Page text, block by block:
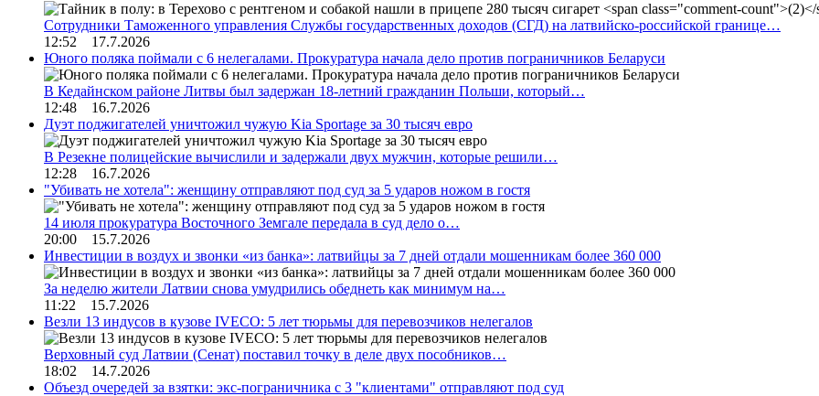
Сотрудники Таможенного управления Службы государственных доходов (СГД) на латвийско-российской границе…
12:52 17.7.2026
Юного поляка поймали с 6 нелегалами. Прокуратура начала дело против пограничников Беларуси
В Кедайнском районе Литвы был задержан 18-летний гражданин Польши, который…
12:48 16.7.2026
Дуэт поджигателей уничтожил чужую Kia Sportage за 30 тысяч евро
В Резекне полицейские вычислили и задержали двух мужчин, которые решили…
12:28 16.7.2026
"Убивать не хотела": женщину отправляют под суд за 5 ударов ножом в гостя
14 июля прокуратура Восточного Земгале передала в суд дело о…
20:00 15.7.2026
Инвестиции в воздух и звонки «из банка»: латвийцы за 7 дней отдали мошенникам более 360 000
За неделю жители Латвии снова умудрились обеднеть как минимум на…
11:22 15.7.2026
Везли 13 индусов в кузове IVECO: 5 лет тюрьмы для перевозчиков нелегалов
Верховный суд Латвии (Сенат) поставил точку в деле двух пособников…
18:02 14.7.2026
Объезд очередей за взятки: экс-пограничника с 3 "клиентами" отправляют под суд